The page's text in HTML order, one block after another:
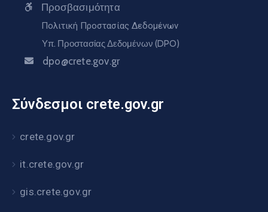
Προσβασιμότητα
Πολιτική Προστασίας Δεδομένων
Υπ. Προστασίας Δεδομένων (DPO)
dpo@crete.gov.gr
Σύνδεσμοι crete.gov.gr
crete.gov.gr
it.crete.gov.gr
gis.crete.gov.gr